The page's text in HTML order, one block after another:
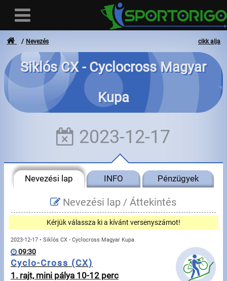
Felhasználó
Bejelentkezés
- - -
Számlák
Adatvédelem
Üzenetek
Sportolók
cikk alja
Nevezés
Siklós CX - Cyclocross Magyar
Kupa
2023-12-17
Nevezési lap INFO Pénzügyek
Nevezési lap / Áttekintés
Kérjük válassza ki a kívánt versenyszámot!
2023-12-17 • Siklós CX - Cyclocross Magyar Kupa
09:30
Cyclo-Cross (CX)
1. rajt, mini pálya 10-12 perc